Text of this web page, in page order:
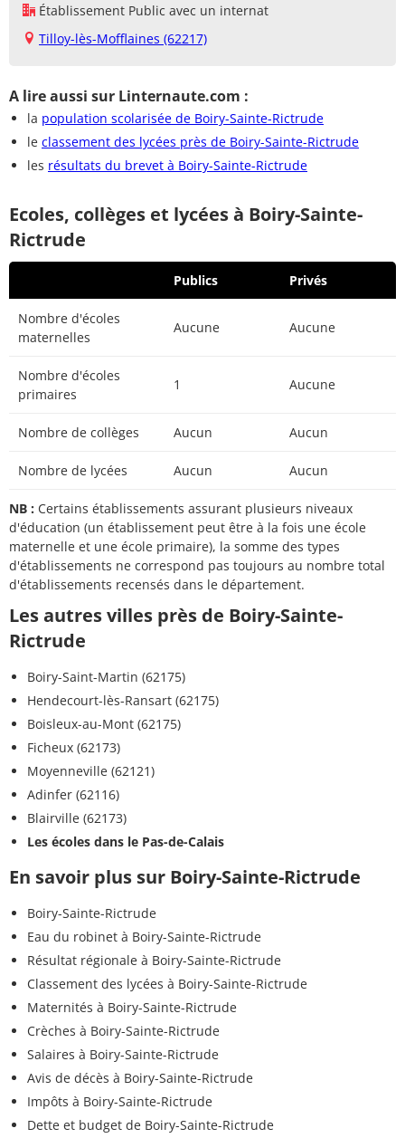
Établissement Public avec un internat
Tilloy-lès-Mofflaines (62217)
A lire aussi sur Linternaute.com :
la population scolarisée de Boiry-Sainte-Rictrude
le classement des lycées près de Boiry-Sainte-Rictrude
les résultats du brevet à Boiry-Sainte-Rictrude
Ecoles, collèges et lycées à Boiry-Sainte-
Rictrude
Publics Privés
Nombre d'écoles
maternelles
Aucune Aucune
Nombre d'écoles
primaires
1 Aucune
Nombre de collèges Aucun Aucun
Nombre de lycées Aucun Aucun
NB : Certains établissements assurant plusieurs niveaux
d'éducation (un établissement peut être à la fois une école
maternelle et une école primaire), la somme des types
d'établissements ne correspond pas toujours au nombre total
d'établissements recensés dans le département.
Les autres villes près de Boiry-Sainte-
Rictrude
Boiry-Saint-Martin (62175)
Hendecourt-lès-Ransart (62175)
Boisleux-au-Mont (62175)
Ficheux (62173)
Moyenneville (62121)
Adinfer (62116)
Blairville (62173)
Les écoles dans le Pas-de-Calais
En savoir plus sur Boiry-Sainte-Rictrude
Boiry-Sainte-Rictrude
Eau du robinet à Boiry-Sainte-Rictrude
Résultat régionale à Boiry-Sainte-Rictrude
Classement des lycées à Boiry-Sainte-Rictrude
Maternités à Boiry-Sainte-Rictrude
Crèches à Boiry-Sainte-Rictrude
Salaires à Boiry-Sainte-Rictrude
Avis de décès à Boiry-Sainte-Rictrude
Impôts à Boiry-Sainte-Rictrude
Dette et budget de Boiry-Sainte-Rictrude